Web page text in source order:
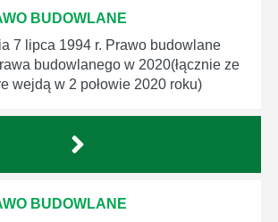
BUDOWLANE
7 lipca 1994 r. Prawo budowlane
budowlanego w 2020(łącznie ze
wejdą w 2 połowie 2020 roku)
BUDOWLANE